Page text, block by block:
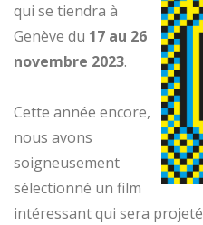
qui se tiendra à
Genève du 17 au 26
novembre 2023.
Cette année encore,
nous avons
soigneusement
sélectionné un film
intéressant qui sera projeté